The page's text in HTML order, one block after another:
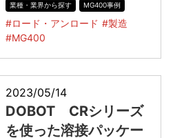
業種・業界から探す
MG400事例
#ロード・アンロード #製造
#MG400
2023/05/14
DOBOT CRシリーズ
を使った溶接パッケー